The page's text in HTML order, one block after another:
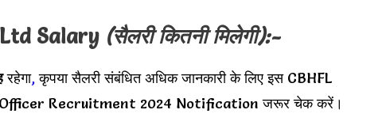
Salary (सैलरी कितनी मिलेगी):-
रहेगा,कृपया सैलरी संबंधित अधिक जानकारी के लिए इस CBHFL
Recruitment 2024 Notification जरूर चेक करें।